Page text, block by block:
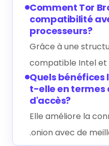
Comment Tor
compatibilité
processeurs?
Grâce à une
compatible Intel et
Quels
t-elle en termes
d'accès?
Elle améliore la
.onion avec de